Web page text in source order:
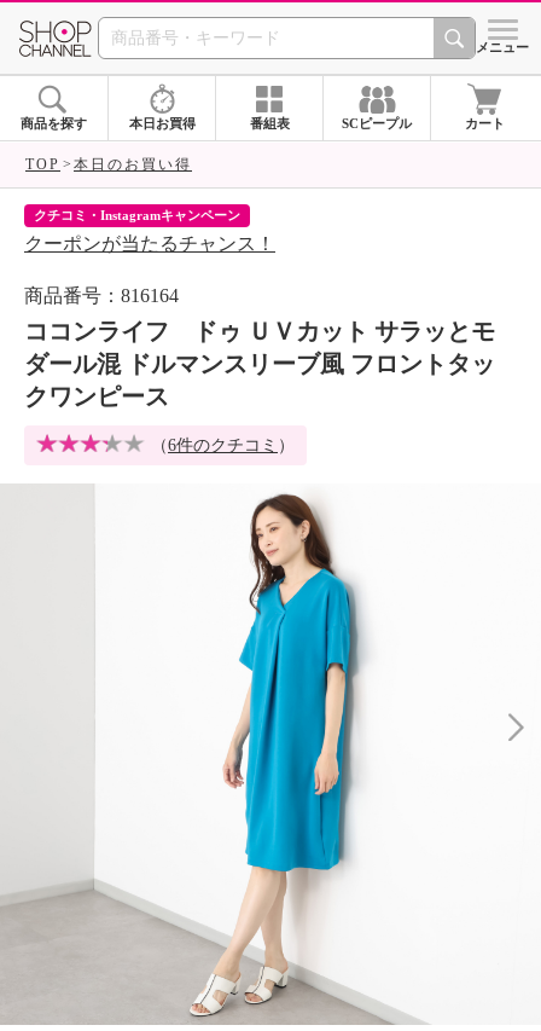
SHOP CHANNEL シメニュー
商品を探す 本日お買得 番組表 SCピープル カート
TOP 本日のお買い得
クチコミ・Instagramキャンペーン
クーポンが当たるチャンス！
商品番号：816164
ココンライフ ドゥ ＵＶカット サラッとモ
ダール混 ドルマンスリーブ風 フロントタッ
クワンピース
（6件のクチコミ ）